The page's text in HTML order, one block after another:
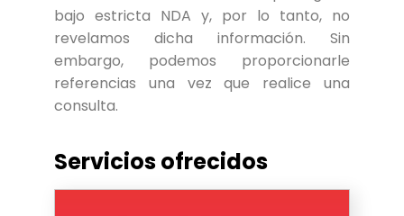
bajo estricta NDA y, por lo tanto, no
revelamos dicha información. Sin
embargo, podemos proporcionarle
referencias una vez que realice una
consulta.
Servicios ofrecidos